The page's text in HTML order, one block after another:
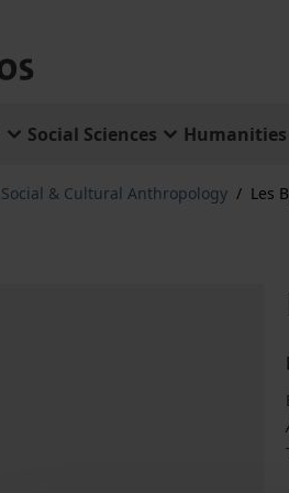
Social Sciences Humanities
Social & Cultural Anthropology / Les